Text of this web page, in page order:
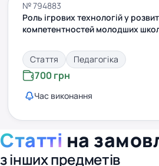
№ 794883
Роль ігрових технологій у
компетентностей молодших
Стаття Педагогіка
700 грн
Час виконання
Статті на
з інших предметів